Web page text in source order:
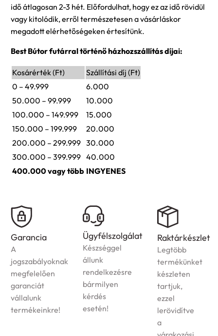
idő átlagosan 2-3 hét. Előfordulhat, hogy ez az idő rövidül
vagy kitolódik, erről természetesen a vásárláskor
megadott elérhetőségeken értesítünk.
Best Bútor futárral történő házhozszállítás díjai:
Kosárérték (Ft)
Szállítási díj (Ft)
0 – 49.999
6.000
50.000 – 99.999
10.000
100.000 – 149.999
15.000
150.000 – 199.999
20.000
200.000 – 299.999 30.000
300.000 – 399.999 40.000
400.000 vagy több INGYENES
Ügyfélszolgálat
Készséggel
állunk
rendelkezésre
bármilyen
kérdés
esetén!
Raktárkészlet
Legtöbb
termékünket
készleten
tartjuk,
ezzel
lerövidítve
Házhozszállítás
Az
ország
egész
területére
vállaljuk
megrendelt
termékek
kiszállítását!